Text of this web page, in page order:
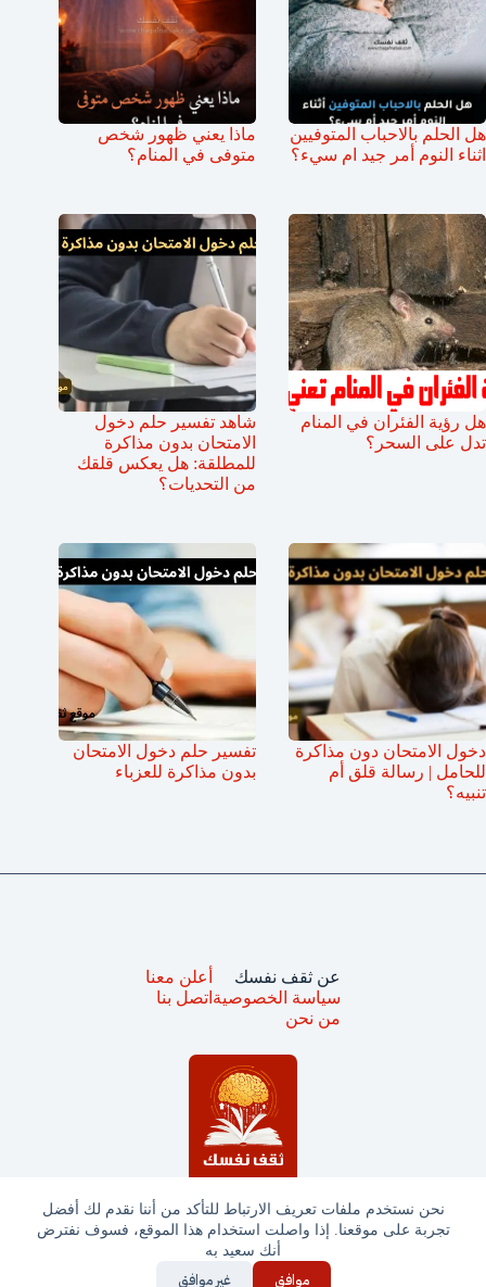
نحن نستخدم ملفات تعريف الارتباط للتأكد من أننا نقدم لك أفضل
تجربة على موقعنا. إذا واصلت استخدام هذا الموقع، فسوف نفترض
أنك سعيد به
موافق غير موافق
هل الحلم بالاحباب المتوفيين
اثناء النوم أمر جيد ام سيء؟
ماذا يعني ظهور شخص
متوفى في المنام؟
هل رؤية الفئران في المنام
تدل على السحر؟
شاهد تفسير حلم دخول
الامتحان بدون مذاكرة
للمطلقة: هل يعكس قلقك
من التحديات؟
دخول الامتحان دون مذاكرة
للحامل | رسالة قلق أم
تنبيه؟
تفسير حلم دخول الامتحان
بدون مذاكرة للعزباء
جميع الحقوق محفوظة © ثقف نفسك 2025
عن ثقف نفسك
سياسة الخصوصية
من نحن
أعلن معنا
اتصل بنا